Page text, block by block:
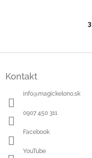
3
Kontakt
info@magickelono.sk
0907 450 311
Facebook
YouTube